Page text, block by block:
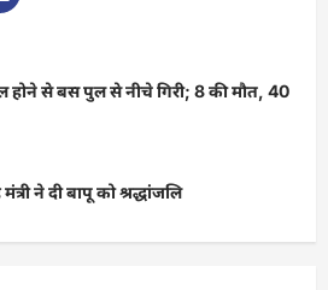
होने से बस पुल से नीचे गिरी; 8 की मौत, 40
ने दी बापू को श्रद्धांजलि